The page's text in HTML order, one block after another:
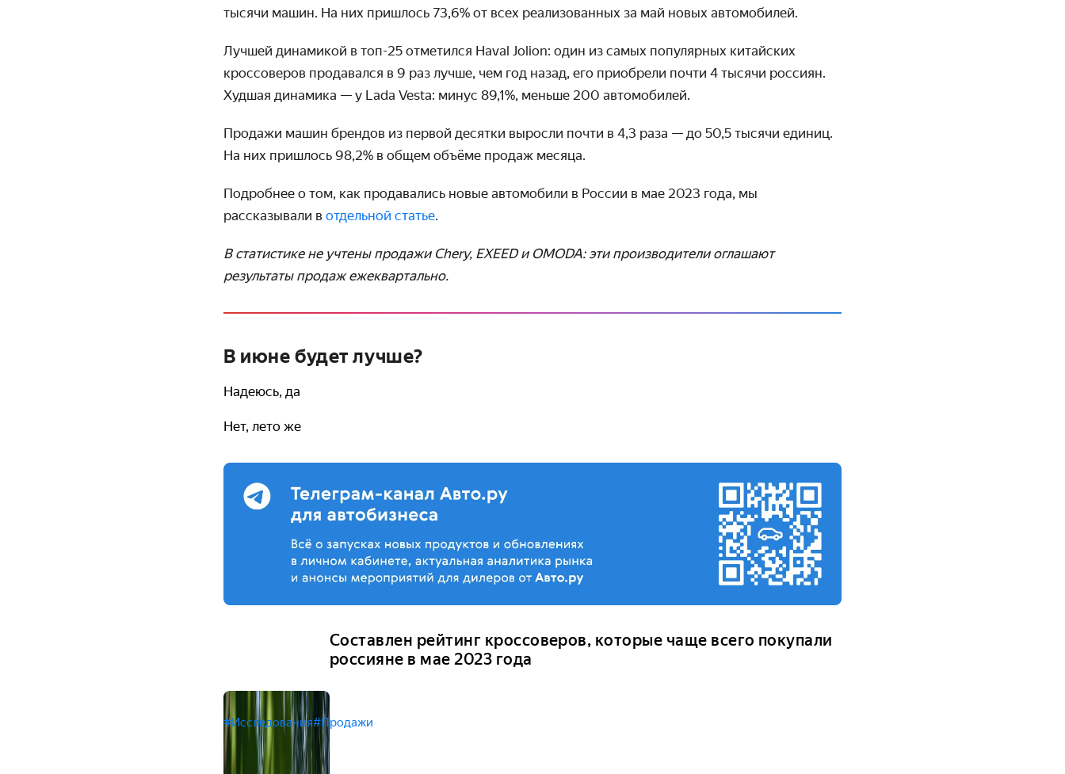
тысячи машин. На них пришлось 73,6% от всех реализованных за май новых автомобилей.
Лучшей динамикой в топ-25 отметился Haval Jolion: один из самых популярных китайских
кроссоверов продавался в 9 раз лучше, чем год назад, его приобрели почти 4 тысячи россиян.
Худшая динамика — у Lada Vesta: минус 89,1%, меньше 200 автомобилей.
Продажи машин брендов из первой десятки выросли почти в 4,3 раза — до 50,5 тысячи единиц.
На них пришлось 98,2% в общем объёме продаж месяца.
Подробнее о том, как продавались новые автомобили в России в мае 2023 года, мы
рассказывали в отдельной статье.
В статистике не учтены продажи Chery, EXEED и OMODA: эти произво­дители оглашают
результаты продаж ежеквартально.
В июне будет лучше?
Надеюсь, да
Нет, лето же
Составлен рейтинг кроссоверов, которые чаще всего покупали
россияне в мае 2023 года
#Исследования#Продажи